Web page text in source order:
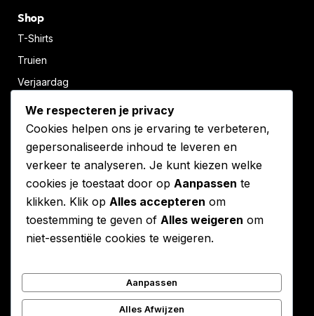
Shop
T-Shirts
Truien
Verjaardag
Populair
Over Ons
Retourneren
Service
Privacy beleid
Contact
We respecteren je privacy
Cookies helpen ons je ervaring te verbeteren,
gepersonaliseerde inhoud te leveren en
verkeer te analyseren. Je kunt kiezen welke
cookies je toestaat door op Aanpassen te
klikken. Klik op Alles accepteren om
toestemming te geven of Alles weigeren om
niet-essentiële cookies te weigeren.
Aanpassen
Alles Afwijzen